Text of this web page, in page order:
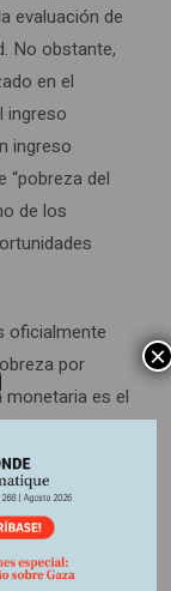
evaluación de
No obstante,
en el
ingreso
ingreso
“pobreza del
de los
oficialmente
por
monetaria es el
y otros
un ingreso
de pobreza
2023, el
×